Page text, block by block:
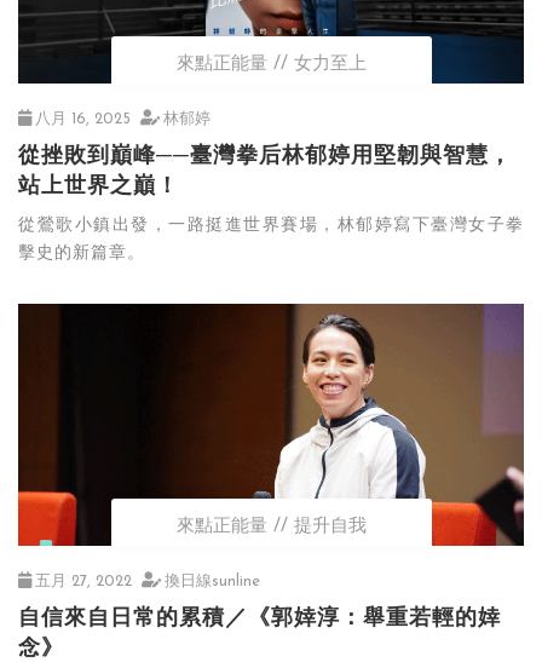
來點正能量 女力至上
八月 16, 2025 林郁婷
從挫敗到巔峰──臺灣拳后林郁婷用堅韌與智慧，
站上世界之巔！
從鶯歌小鎮出發，一路挺進世界賽場，林郁婷寫下臺灣女子拳
擊史的新篇章。
來點正能量 提升自我
五月 27, 2022 換日線sunline
自信來自日常的累積／《郭婞淳：舉重若輕的婞
念》